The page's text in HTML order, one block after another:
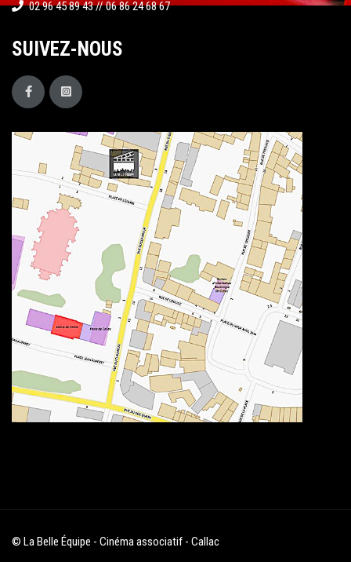
02 96 45 89 43 // 06 86 24 68 67
SUIVEZ-NOUS
© La Belle Équipe - Cinéma associatif - Callac